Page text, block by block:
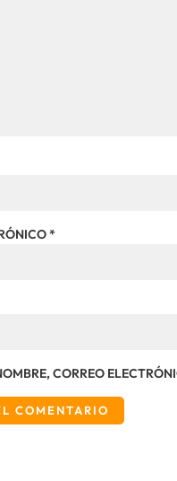
*
CORREO